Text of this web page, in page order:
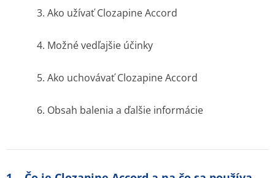
3. Ako užívať Clozapine Accord
4. Možné vedľajšie účinky
5. Ako uchovávať Clozapine Accord
6. Obsah balenia a ďalšie informácie